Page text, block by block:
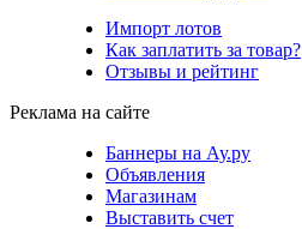
Импорт лотов
Как заплатить за товар?
Отзывы и рейтинг
Реклама на сайте
Баннеры на Ау.ру
Объявления
Магазинам
Выставить счет